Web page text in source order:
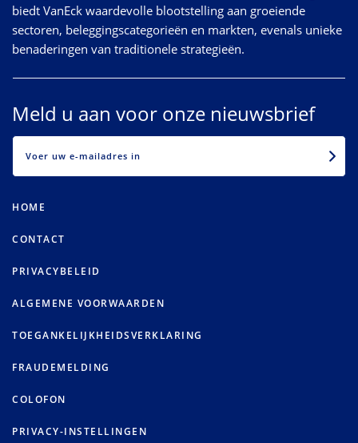
biedt VanEck waardevolle blootstelling aan groeiende
sectoren, beleggingscategorieën en markten, evenals unieke
benaderingen van traditionele strategieën.
Meld u aan voor onze nieuwsbrief
HOME
CONTACT
PRIVACYBELEID
ALGEMENE VOORWAARDEN
TOEGANKELIJKHEIDSVERKLARING
FRAUDEMELDING
COLOFON
PRIVACY-INSTELLINGEN